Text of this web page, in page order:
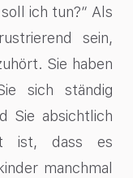
ich tun?“ Als
sein,
Sie haben
sich ständig
Sie absichtlich
ist, dass es
manchmal